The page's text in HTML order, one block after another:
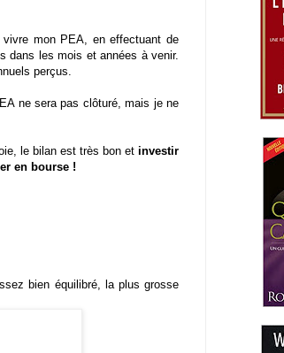
mon PEA, en effectuant de
dans les mois et années à venir.
perçus.
ne sera pas clôturé, mais je ne
le bilan est très bon et investir
en bourse !
bien équilibré, la plus grosse